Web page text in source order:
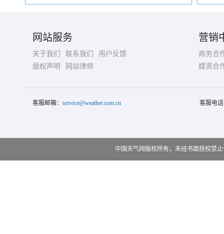
网站服务
关于我们 联系我们
用户反馈
版权声明
网站律师
营销
商务合
媒资合
客服邮箱： service@weather.com.cn 客服电
中国天气网版权所有，未经书面授权